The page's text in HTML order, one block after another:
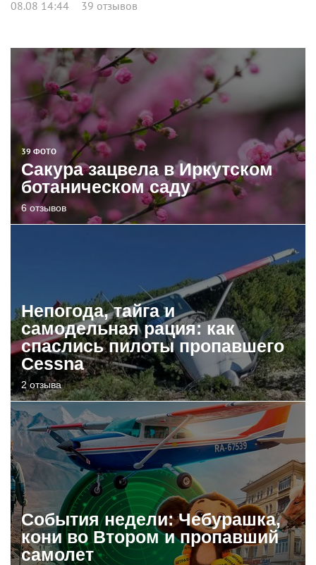
08.08 14:44 39 отзывов
39 ФОТО
Сакура зацвела в Иркутском
ботаническом саду
6 отзывов
Непогода, тайга и
самодельная рация: как
спаслись пилоты пропавшего
Cessna
2 отзыва
События недели: Чебурашка,
кони во Втором и пропавший
самолет